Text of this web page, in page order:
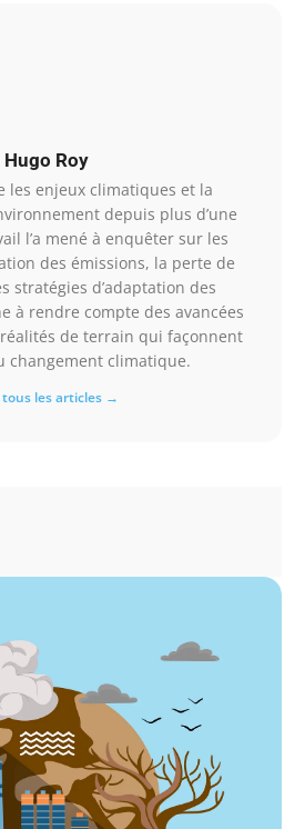
Hugo Roy
les enjeux climatiques et la
depuis plus d’une
l’a mené à enquêter sur les
des émissions, la perte de
stratégies d’adaptation des
à rendre compte des avancées
de terrain qui façonnent
changement climatique.
tous les articles →